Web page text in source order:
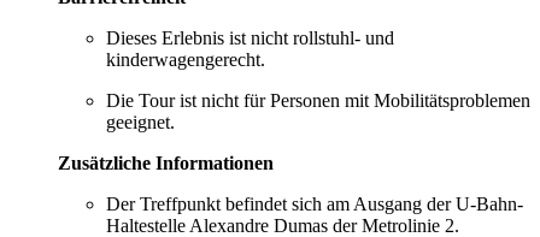
Dieses Erlebnis ist nicht rollstuhl- und
kinderwagengerecht.
Die Tour ist nicht für Personen mit Mobilitätsproblemen
geeignet.
Zusätzliche Informationen
Der Treffpunkt befindet sich am Ausgang der U-Bahn-
Haltestelle Alexandre Dumas der Metrolinie 2.